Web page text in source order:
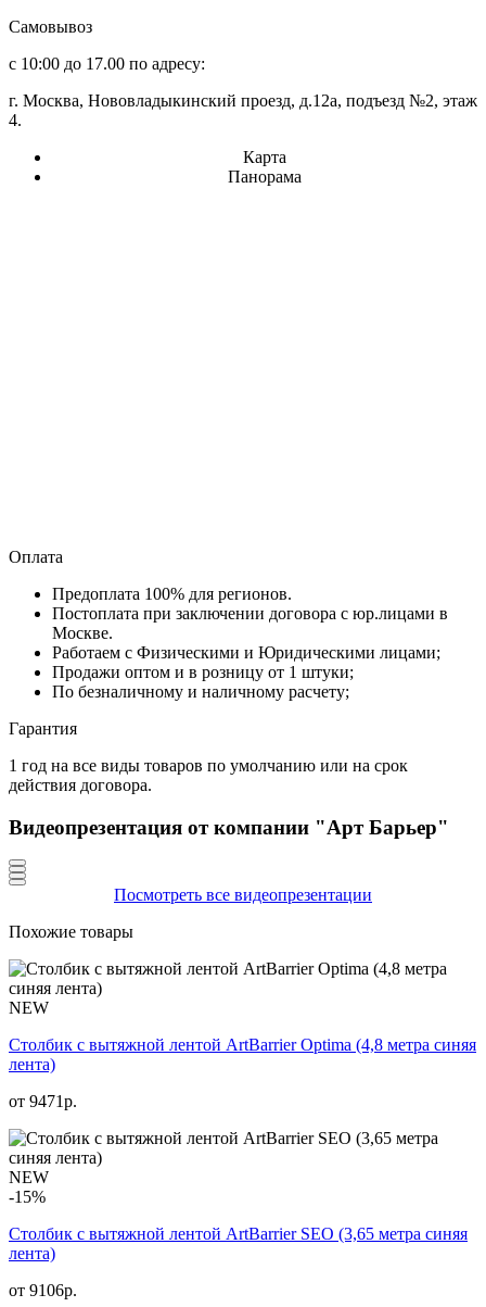
Самовывоз
с 10:00 до 17.00 по адресу:
г. Москва, Нововладыкинский проезд, д.12а, подъезд №2, этаж
4.
Карта
Панорама
Оплата
Предоплата 100% для регионов.
Постоплата при заключении договора с юр.лицами в
Москве.
Работаем с Физическими и Юридическими лицами;
Продажи оптом и в розницу от 1 штуки;
По безналичному и наличному расчету;
Гарантия
1 год на все виды товаров по умолчанию или на срок
действия договора.
Видеопрезентация от компании "Арт Барьер"
Посмотреть все видеопрезентации
Похожие товары
NEW
Столбик с вытяжной лентой ArtBarrier Оptima (4,8 метра синяя
лента)
от 9471р.
NEW
-15%
Столбик с вытяжной лентой ArtBarrier SEO (3,65 метра синяя
лента)
от 9106р.